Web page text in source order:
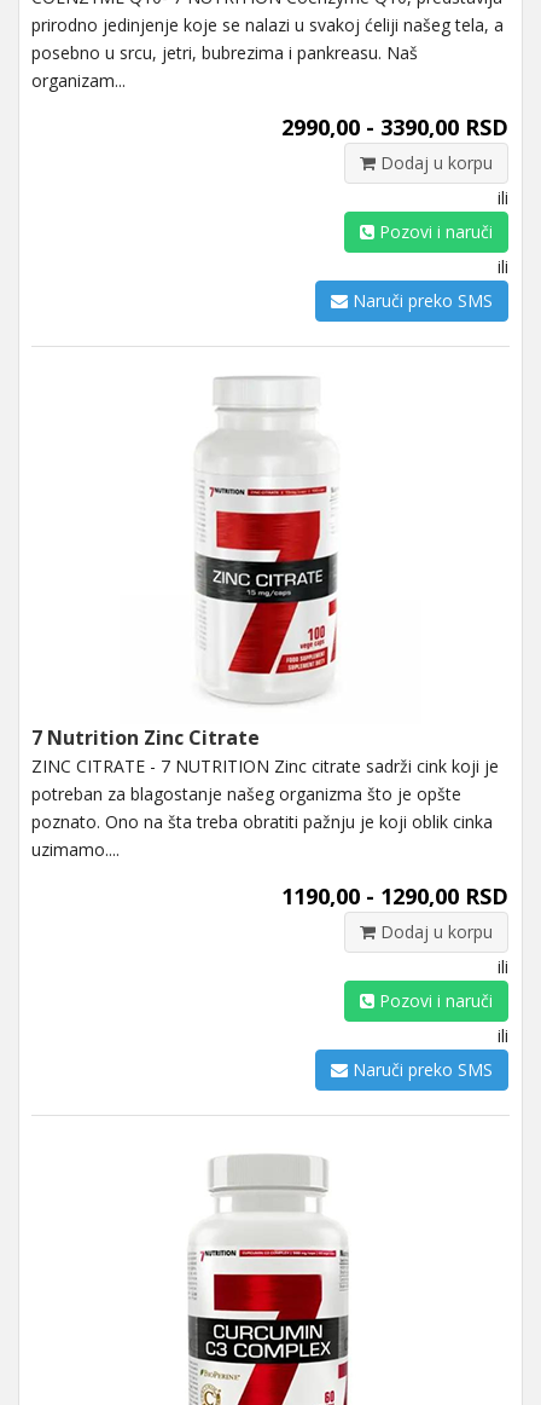
prirodno jedinjenje koje se nalazi u svakoj ćeliji našeg tela, a
posebno u srcu, jetri, bubrezima i pankreasu. Naš
organizam...
2990,00 - 3390,00 RSD
Dodaj u korpu
ili
Pozovi i naruči
ili
Naruči preko SMS
7 Nutrition Zinc Citrate
ZINC CITRATE - 7 NUTRITION Zinc citrate sadrži cink koji je
potreban za blagostanje našeg organizma što je opšte
poznato. Ono na šta treba obratiti pažnju je koji oblik cinka
uzimamo....
1190,00 - 1290,00 RSD
Dodaj u korpu
ili
Pozovi i naruči
ili
Naruči preko SMS